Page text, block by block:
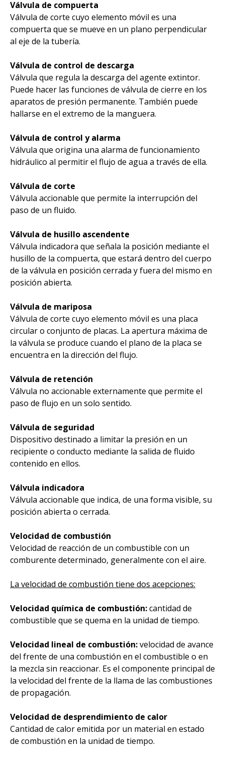
Válvula de compuerta
Válvula de corte cuyo elemento móvil es una
compuerta que se mueve en un plano perpendicular
al eje de la tubería.
Válvula de control de descarga
Válvula que regula la descarga del agente extintor.
Puede hacer las funciones de válvula de cierre en los
aparatos de presión permanente. También puede
hallarse en el extremo de la manguera.
Válvula de control y alarma
Válvula que origina una alarma de funcionamiento
hidráulico al permitir el flujo de agua a través de ella.
Válvula de corte
Válvula accionable que permite la interrupción del
paso de un fluido.
Válvula de husillo ascendente
Válvula indicadora que señala la posición mediante el
husillo de la compuerta, que estará dentro del cuerpo
de la válvula en posición cerrada y fuera del mismo en
posición abierta.
Válvula de mariposa
Válvula de corte cuyo elemento móvil es una placa
circular o conjunto de placas. La apertura máxima de
la válvula se produce cuando el plano de la placa se
encuentra en la dirección del flujo.
Válvula de retención
Válvula no accionable externamente que permite el
paso de flujo en un solo sentido.
Válvula de seguridad
Dispositivo destinado a limitar la presión en un
recipiente o conducto mediante la salida de fluido
contenido en ellos.
Válvula indicadora
Válvula accionable que indica, de una forma visible, su
posición abierta o cerrada.
Velocidad de combustión
Velocidad de reacción de un combustible con un
comburente determinado, generalmente con el aire.
La velocidad de combustión tiene dos acepciones:
Velocidad química de combustión:cantidad de
combustible que se quema en la unidad de tiempo.
Velocidad lineal de combustión:velocidad de avance
del frente de una combustión en el combustible o en
la mezcla sin reaccionar. Es el componente principal de
la velocidad del frente de la llama de las combustiones
de propagación.
Velocidad de desprendimiento de calor
Cantidad de calor emitida por un material en estado
de combustión en la unidad de tiempo.